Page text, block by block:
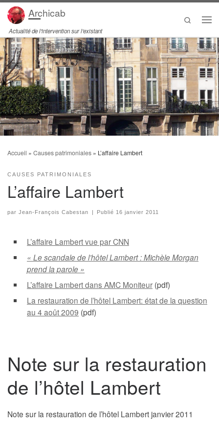
Passer au contenu
Archicab
Actualité de l'intervention sur l'existant
Search
Accueil » Causes patrimoniales » L’affaire Lambert
CAUSES PATRIMONIALES
L’affaire Lambert
par Jean-François Cabestan Publié 16 janvier 2011
L’affaire Lambert vue par CNN
« Le scandale de l’hôtel Lambert : Michèle Morgan
prend la parole »
L’affaire Lambert dans AMC Moniteur (pdf)
La restauration de l’hôtel Lambert: état de la question
au 4 août 2009 (pdf)
Note sur la restauration
de l’hôtel Lambert
Note sur la restauration de l’hôtel Lambert janvier 2011